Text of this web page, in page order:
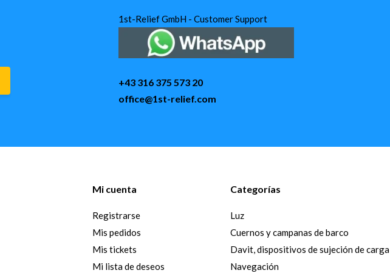
1st-Relief GmbH - Customer Support
+43 316 375 573 20
office@1st-relief.com
Mi cuenta
Registrarse
Mis pedidos
Mis tickets
Mi lista de deseos
Categorías
Luz
Cuernos y campanas de barco
Davit, dispositivos de sujeción de carga
Navegación